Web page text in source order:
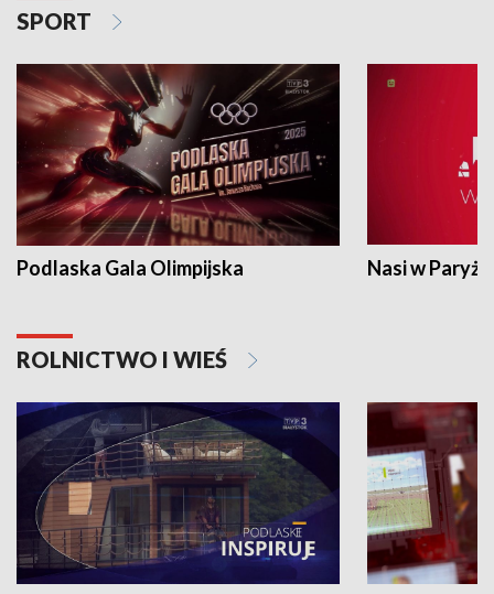
SPORT
Podlaska Gala Olimpijska Nasi w Paryżu
ROLNICTWO I WIEŚ